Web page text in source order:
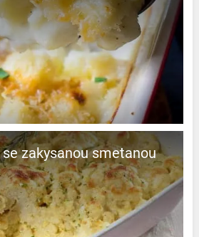
zakysanou smetanou